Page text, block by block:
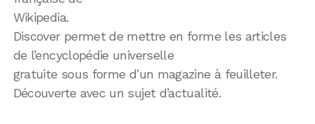
Wikipedia.
Discover permet de mettre en forme les articles
de l’encyclopédie universelle
gratuite sous forme d’un magazine à feuilleter.
Découverte avec un sujet d’actualité.